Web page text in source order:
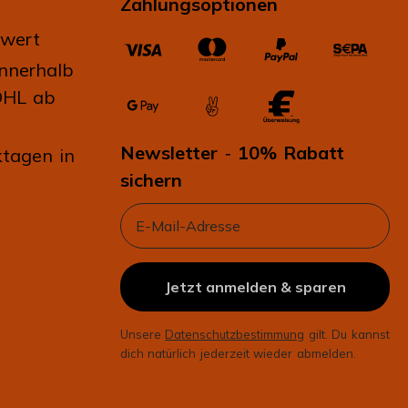
gut wie zur kurzen Pause zwischendurch. Ein Tee,
der die Kraft der Ruhe kennt. Warum kann alles
nicht immer so sein? Die Tasse ist wieder viel zu
schnell leer getrunken.
ab
in
Newsletter - 10% Rabatt
sichern
Email
Jetzt anmelden & sparen
Unsere Datenschutzbestimmung gilt. Du kannst
dich natürlich jederzeit wieder abmelden.